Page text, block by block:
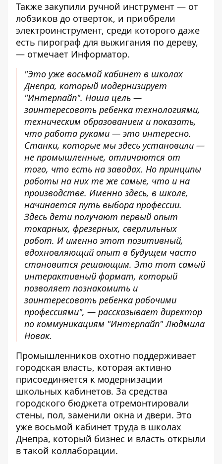
Также закупили ручной инструмент — от
лобзиков до отверток, и приобрели
электроинструмент, среди которого даже
есть пирограф для выжигания по дереву,
— отмечает Информатор.
"Это уже восьмой кабинет в школах
Днепра, который модернизирует
"Интерпайп". Наша цель —
заинтересовать ребенка технологиями,
техническим образованием и показать,
что работа руками — это интересно.
Станки, которые мы здесь установили —
не промышленные, отличаются от
того, что есть на заводах. Но принципы
работы на них те же самые, что и на
производстве. Именно здесь, в школе,
начинается путь выбора профессии.
Здесь дети получают первый опыт
токарных, фрезерных, сверлильных
работ. И именно этот позитивный,
вдохновляющий опыт в будущем часто
становится решающим. Это тот самый
интерактивный формат, который
позволяет познакомить и
заинтересовать ребенка рабочими
профессиями", — рассказывает директор
по коммуникациям "Интерпайп" Людмила
Новак.
Промышленников охотно поддерживает
городская власть, которая активно
присоединяется к модернизации
школьных кабинетов. За средства
городского бюджета отремонтировали
стены, пол, заменили окна и двери. Это
уже восьмой кабинет труда в школах
Днепра, который бизнес и власть открыли
в такой коллаборации.